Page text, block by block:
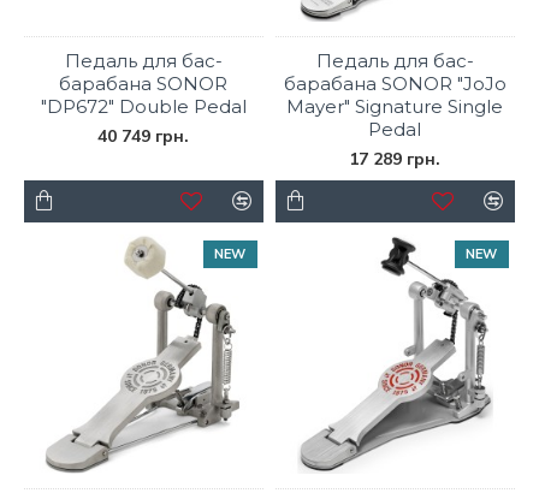
Педаль для бас-
барабана SONOR
"DP672" Double Pedal
40 749 грн.
Педаль для бас-
барабана SONOR "JoJo
Mayer" Signature Single
Pedal
17 289 грн.
NEW NEW